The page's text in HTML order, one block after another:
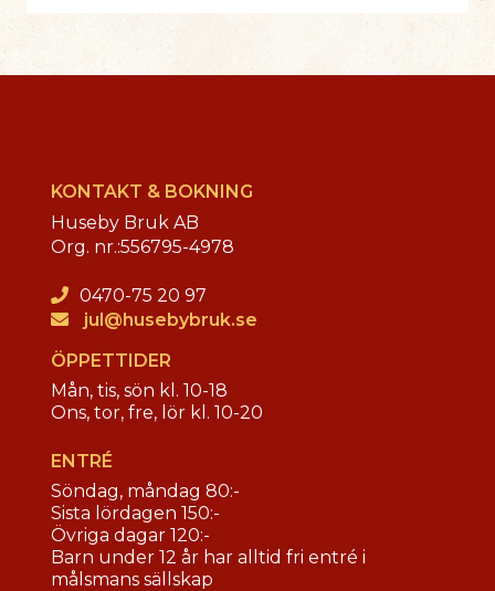
KONTAKT & BOKNING
Huseby Bruk AB
Org. nr.:556795-4978
0470-75 20 97
jul@husebybruk.se
ÖPPETTIDER
Mån, tis, sön kl. 10-18
Ons, tor, fre, lör kl. 10-20
ENTRÉ
Söndag, måndag 80:-
Sista lördagen 150:-
Övriga dagar 120:-
Barn under 12 år har alltid fri entré i
målsmans sällskap